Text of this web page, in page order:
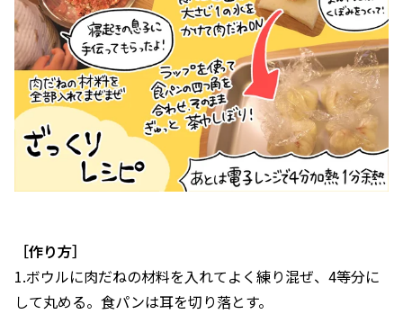
［作り方］
1.ボウルに肉だねの材料を入れてよく練り混ぜ、4等分に
して丸める。食パンは耳を切り落とす。